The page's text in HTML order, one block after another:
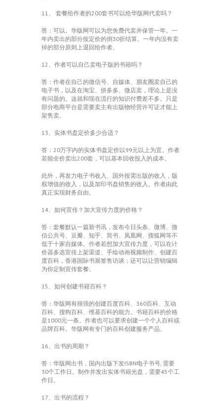
11、 套餐给作者的200套书可以给华版网代卖吗？
答：可以。华版网可以为您免费代卖并保管一年。一
年内卖出的部分按定价的倒30折结算。一年内没有卖
掉的部分原则上退回给作者。
12、作者可以自己卖电子版的书籍吗？
答：作者在自己的微信号、自媒体、朋友圈卖自己的
电子书，以及在淘宝、拼多多、微店卖，理论上是没
有问题的。这就和现在流行的知识付费差不多。只是
部分电商平台是需要卖主有出版物经营许可证才能上
架售卖。
13、实体书盘定价多少合适？
答：20万字内的实体书盘定价以99元以上为宜。作者
若能全价卖出200套，可以基本回收投入的成本。
此外，再发力电子书收入、国外按需出版的收入，版
权增值的收入，以及加印书盘销售的收入。作者由此
真正实现财务自由。
14、如何宣传？加大宣传力度的价格？
答：套餐默认一篇新书讯，发布今日头条、微博、微
信公共号、豆瓣、知乎、简书、凤凰网、搜狐网等不
低于十家自媒体。作者若想加大宣传力度，可以在计
价器多选宣传上架渠道、手绘动画视频制作、创建百
度百科，香港国际书展签售访谈；还可以让营销编辑
为你定制宣传套餐。
15、如何创建书籍百科？
答：华版网有很强的创建百度百科、360百科、互动
百科、搜狗百科、维基百科的能力。书籍百科的价格
是1000元一条。作者也可以要求创建一个个人百科或
品牌百科。华版网有专门的百科创建服务产品。
16、出书的周期？
答：华版网出书，国内出版下发ISBN电子书号, 需要
30个工作日。制作并发出实体书籍光盘，需要45个工
作日。
17、出书的流程？